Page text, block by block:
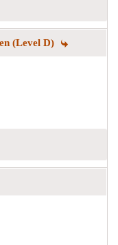
(Level D)